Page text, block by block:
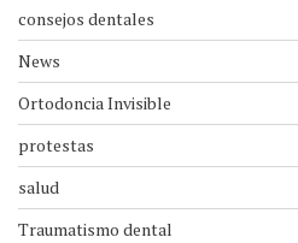
consejos dentales
News
Ortodoncia Invisible
protestas
salud
Traumatismo dental